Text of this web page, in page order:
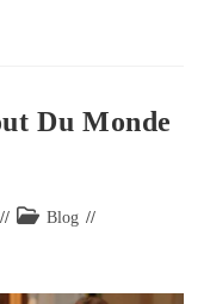
Du Monde
Blog